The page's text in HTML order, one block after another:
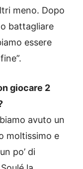
meno. Dopo
battagliare
essere
giocare 2
avuto un
moltissimo e
po’ di